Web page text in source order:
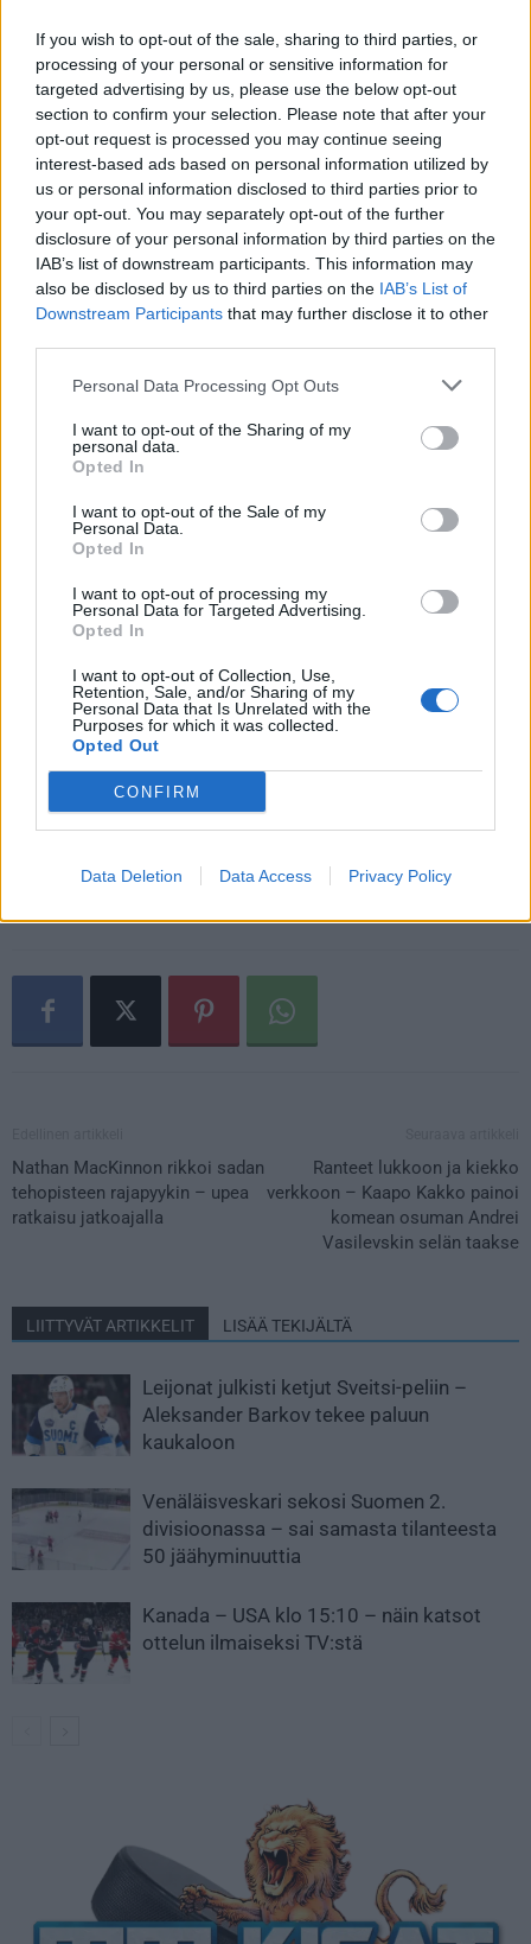
If you wish to opt-out of the sale, sharing to third parties, or
processing of your personal or sensitive information for
targeted advertising by us, please use the below opt-out
section to confirm your selection. Please note that after your
opt-out request is processed you may continue seeing
interest-based ads based on personal information utilized by
us or personal information disclosed to third parties prior to
your opt-out. You may separately opt-out of the further
disclosure of your personal information by third parties on the
IAB’s list of downstream participants. This information may
also be disclosed by us to third parties on the IAB’s List of
Downstream Participants that may further disclose it to other
Personal Data Processing Opt Outs
I want to opt-out of the Sharing of my
personal data.
Opted In
I want to opt-out of the Sale of my
Personal Data.
Opted In
I want to opt-out of processing my
Personal Data for Targeted Advertising.
Opted In
I want to opt-out of Collection, Use,
Retention, Sale, and/or Sharing of my
Personal Data that Is Unrelated with the
Purposes for which it was collected.
Opted Out
CONFIRM
Data Deletion Data Access Privacy Policy
10. huhtikuuta
18:00 Unkari –Suomi
22:00 Sveitsi – Japani
02:00 Kanada – USA
11. huhtikuuta
18:00 Unkari – Saksa
22:00 Ruotsi – Ranska
13. huhtikuuta
17:00 Puolivälieräottelu
20:30 Puolivälieräottelu
00:00 Puolivälieräottelu
15. huhtikuuta
19:00 Semifinaali
23:00 Semifinaali
16. huhtikuuta
02:00 Loppuottelu
Nathan MacKinnon rikkoi sadan
tehopisteen rajapyykin – upea
ratkaisu jatkoajalla
Ranteet lukkoon ja kiekko
verkkoon – Kaapo Kakko painoi
komean osuman Andrei
Vasilevskin selän taakse
LIITTYVÄT ARTIKKELIT LISÄÄ TEKIJÄLTÄ
Leijonat julkisti ketjut Sveitsi-peliin –
Aleksander Barkov tekee paluun
kaukaloon
Venäläisveskari sekosi Suomen 2.
divisioonassa – sai samasta tilanteesta
50 jäähyminuuttia
Kanada – USA klo 15:10 – näin katsot
ottelun ilmaiseksi TV:stä